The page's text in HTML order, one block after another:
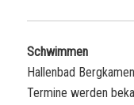
Schwimmen
Hallenbad
Termine werden